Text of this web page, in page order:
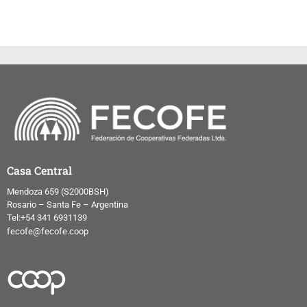
Casa Central
Mendoza 659 (S2000BSH)
Rosario – Santa Fe – Argentina
Tel:+54 341 6931139
fecofe@fecofe.coop